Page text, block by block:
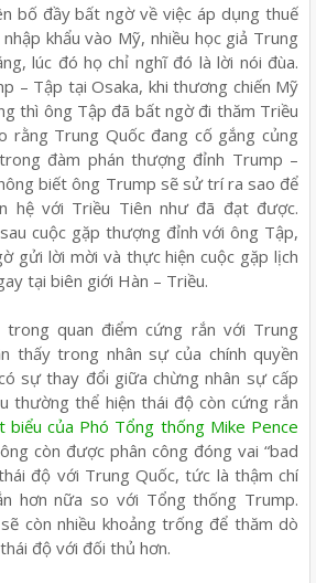
bố đầy bất ngờ về việc áp dụng thuế
khẩu vào Mỹ, nhiều học giả Trung
lúc đó họ chỉ nghĩ đó là lời nói đùa.
– Tập tại Osaka, khi thương chiến Mỹ
thì ông Tập đã bất ngờ đi thăm Triều
rằng Trung Quốc đang cố gắng củng
đàm phán thượng đỉnh Trump –
biết ông Trump sẽ sử trí ra sao để
hệ với Triều Tiên như đã đạt được.
cuộc gặp thượng đỉnh với ông Tập,
gửi lời mời và thực hiện cuộc gặp lịch
tại biên giới Hàn – Triều.
trong quan điểm cứng rắn với Trung
thấy trong nhân sự của chính quyền
sự thay đổi giữa chừng nhân sự cấp
thường thể hiện thái độ còn cứng rắn
biểu của Phó Tổng thống Mike Pence
còn được phân công đóng vai “bad
độ với Trung Quốc, tức là thậm chí
hơn nữa so với Tổng thống Trump.
còn nhiều khoảng trống để thăm dò
độ với đối thủ hơn.